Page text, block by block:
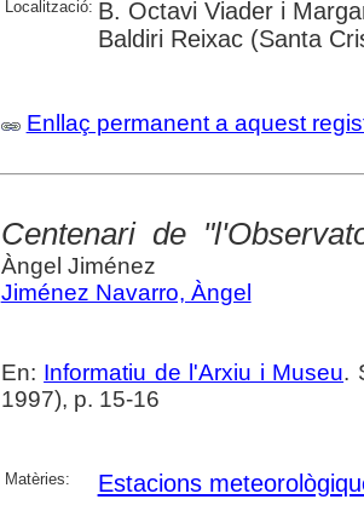
Localització: B. Octavi Viader i
Baldiri Reixac (Santa
Enllaç permanent a aquest
Centenari de
Àngel Jiménez
Jiménez Navarro, Àngel
En: Informatiu de l'Arxiu i Museu.
1997), p. 15-16
Matèries: Estacions